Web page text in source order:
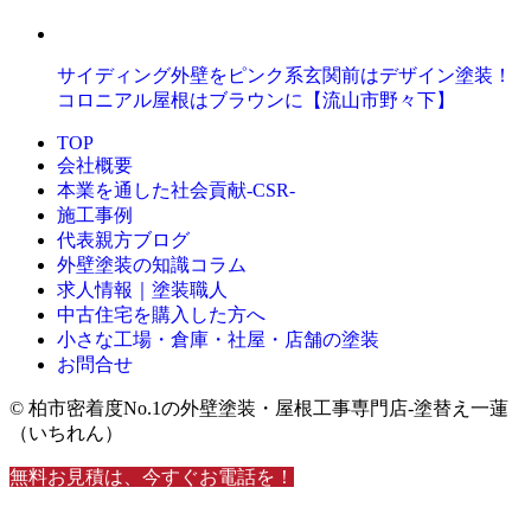
サイディング外壁をピンク系玄関前はデザイン塗装！
コロニアル屋根はブラウンに【流山市野々下】
TOP
会社概要
本業を通した社会貢献-CSR-
施工事例
代表親方ブログ
外壁塗装の知識コラム
求人情報｜塗装職人
中古住宅を購入した方へ
小さな工場・倉庫・社屋・店舗の塗装
お問合せ
© 柏市密着度No.1の外壁塗装・屋根工事専門店-塗替え一蓮
（いちれん）
無料お見積は、今すぐお電話を！